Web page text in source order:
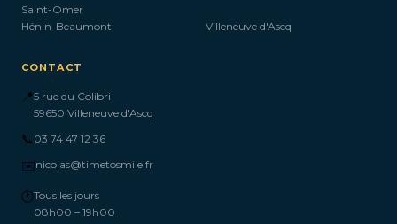
Saint-Omer
Hénin-Beaumont
Villeneuve d'Ascq
CONTACT
📍5 rue du Colibri
59650 Villeneuve d'Ascq
📞 03 74 47 12 36
✉️nicolas@timetosmile.fr
🕐Tous les jours
08h00 – 19h00